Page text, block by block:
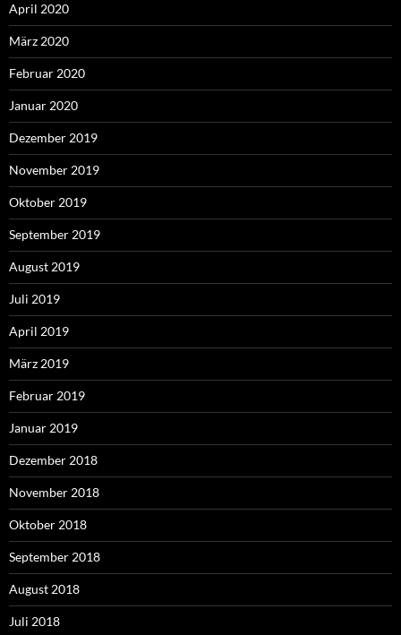
April 2020
März 2020
Februar 2020
Januar 2020
Dezember 2019
November 2019
Oktober 2019
September 2019
August 2019
Juli 2019
April 2019
März 2019
Februar 2019
Januar 2019
Dezember 2018
November 2018
Oktober 2018
September 2018
August 2018
Juli 2018